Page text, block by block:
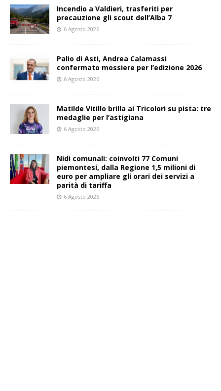
Incendio a Valdieri, trasferiti per
precauzione gli scout dell’Alba 7
6 Agosto 2026
Palio di Asti, Andrea Calamassi
confermato mossiere per l’edizione 2026
6 Agosto 2026
Matilde Vitillo brilla ai Tricolori su pista: tre
medaglie per l’astigiana
6 Agosto 2026
Nidi comunali: coinvolti 77 Comuni
piemontesi, dalla Regione 1,5 milioni di
euro per ampliare gli orari dei servizi a
parità di tariffa
6 Agosto 2026